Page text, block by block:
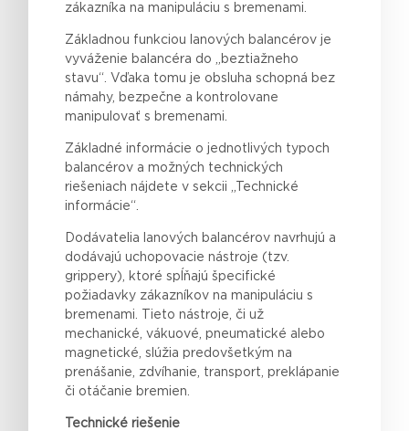
zákazníka na manipuláciu s bremenami.
Základnou funkciou lanových balancérov je
vyváženie balancéra do „beztiažneho
stavu“. Vďaka tomu je obsluha schopná bez
námahy, bezpečne a kontrolovane
manipulovať s bremenami.
Základné informácie o jednotlivých typoch
balancérov a možných technických
riešeniach nájdete v sekcii „Technické
informácie“.
Dodávatelia lanových balancérov navrhujú a
dodávajú uchopovacie nástroje (tzv.
grippery), ktoré spĺňajú špecifické
požiadavky zákazníkov na manipuláciu s
bremenami. Tieto nástroje, či už
mechanické, vákuové, pneumatické alebo
magnetické, slúžia predovšetkým na
prenášanie, zdvíhanie, transport, preklápanie
či otáčanie bremien.
Technické riešenie